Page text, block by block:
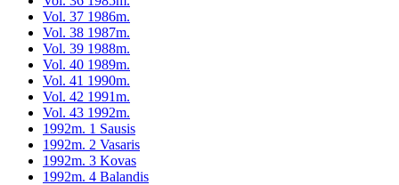
Vol. 37 1986m.
Vol. 38 1987m.
Vol. 39 1988m.
Vol. 40 1989m.
Vol. 41 1990m.
Vol. 42 1991m.
Vol. 43 1992m.
1992m. 1 Sausis
1992m. 2 Vasaris
1992m. 3 Kovas
1992m. 4 Balandis